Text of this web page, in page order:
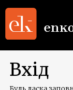
Вхід